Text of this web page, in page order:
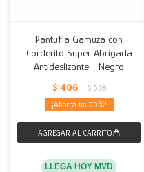
Pantufla Gamuza con
Corderito Super Abrigada
Antideslizante - Negro
$ 406 $ 508
20
LLEGA HOY MVD